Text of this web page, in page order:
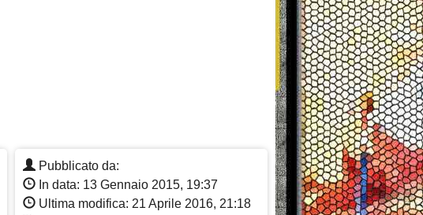
Pubblicato da:
In data: 13 Gennaio 2015, 19:37
Ultima modifica: 21 Aprile 2016, 21:18